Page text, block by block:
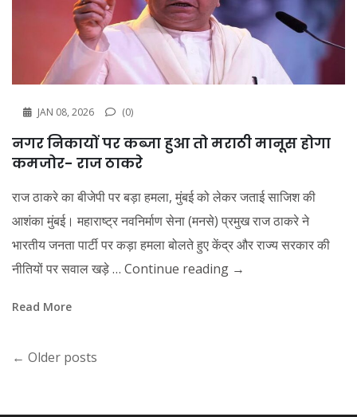
JAN 08, 2026 (0)
नगर निकायों पर कब्जा हुआ तो मराठी मानूस होगा
कमजोर- राज ठाकरे
राज ठाकरे का बीजेपी पर बड़ा हमला, मुंबई को लेकर जताई साजिश की
आशंका मुंबई। महाराष्ट्र नवनिर्माण सेना (मनसे) प्रमुख राज ठाकरे ने
भारतीय जनता पार्टी पर कड़ा हमला बोलते हुए केंद्र और राज्य सरकार की
नीतियों पर सवाल खड़े … Continue reading →
Read More
← Older posts